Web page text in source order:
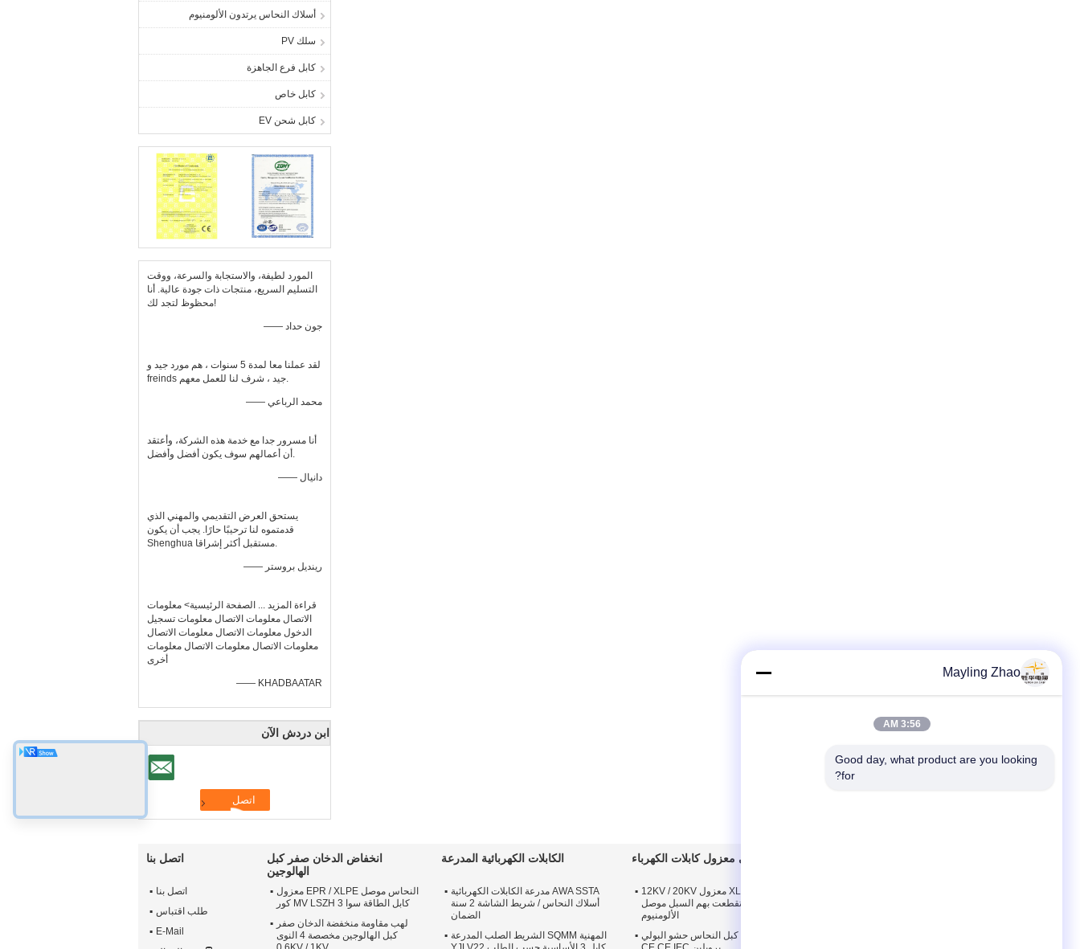
أسلاك النحاس يرتدون الألومنيوم
سلك PV
كابل فرع الجاهزة
كابل خاص
كابل شحن EV
المورد لطيفة، والاستجابة والسرعة، ووقت
التسليم السريع، منتجات ذات جودة عالية. أنا
محظوظ لتجد لك!
—— جون حداد
لقد عملنا معا لمدة 5 سنوات ، هم مورد جيد و
freinds جيد ، شرف لنا للعمل معهم.
—— محمد الرباعي
أنا مسرور جدا مع خدمة هذه الشركة، وأعتقد
أن أعمالهم سوف يكون أفضل وأفضل.
—— دانيال
يستحق العرض التقديمي والمهني الذي
قدمتموه لنا ترحيبًا حارًا. يجب أن يكون
Shenghua مستقبل أكثر إشراقا.
—— رينديل بروستر
قراءة المزيد ... الصفحة الرئيسية> معلومات
الاتصال معلومات الاتصال معلومات تسجيل
الدخول معلومات الاتصال معلومات الاتصال
معلومات الاتصال معلومات الاتصال معلومات
أخرى
—— KHADBAATAR
ابن دردش الآن
شلبي معزول كابلات الكهرباء
ثلاثة الأساسية XLPE معزول 12KV / 20KV
كابل الطاقة الذين تقطعت بهم السبل موصل
الألومنيوم
4Core XLPE كبل النحاس حشو البولي
الكابلات الكهربائية المدرعة
AWA SSTA مدرعة الكابلات الكهربائية
أسلاك النحاس / شريط الشاشة 2 سنة
الضمان
المهنية SQMM الشريط الصلب المدرعة
انخفاض الدخان صفر كبل
الهالوجين
النحاس موصل EPR / XLPE معزول
كابل الطاقة سوا MV LSZH 3 كور
لهب مقاومة منخفضة الدخان صفر
كبل الهالوجين مخصصة 4 النوى
اتصل بنا
اتصل بنا
طلب اقتباس
E-Mail
Mayling Zhao
3:56 AM
Good day, what product are you looking
for?